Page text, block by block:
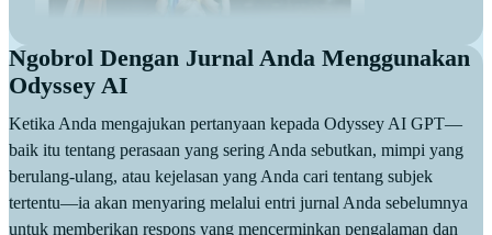
Ngobrol Dengan Jurnal Anda Menggunakan
Odyssey AI
Ketika Anda mengajukan pertanyaan kepada Odyssey AI GPT—
baik itu tentang perasaan yang sering Anda sebutkan, mimpi yang
berulang-ulang, atau kejelasan yang Anda cari tentang subjek
tertentu—ia akan menyaring melalui entri jurnal Anda sebelumnya
untuk memberikan respons yang mencerminkan pengalaman dan